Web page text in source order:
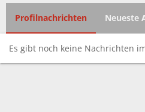
Profilnachrichten Neueste
Es gibt noch keine Nachrichten